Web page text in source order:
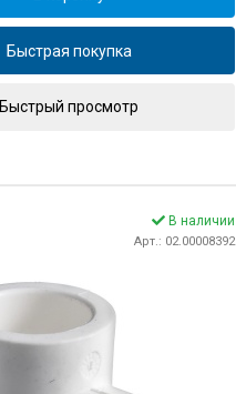
Быстрая покупка
Быстрый просмотр
В наличии
Арт.: 02.00008392